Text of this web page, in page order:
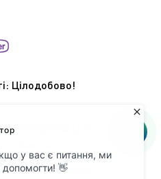
Цілодобово!
Підбір масла
Доставка і оплата